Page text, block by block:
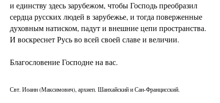
и единству здесь зарубежом, чтобы Господь преобразил
сердца русских людей в зарубежье, и тогда поверженные
духовным натиском, падут и внешние цепи пространства.
И воскреснет Русь во всей своей славе и величии.
Благословение Господне на вас.
Свт. Иоанн (Максимович), архиеп. Шанхайский и Сан-Францисский.